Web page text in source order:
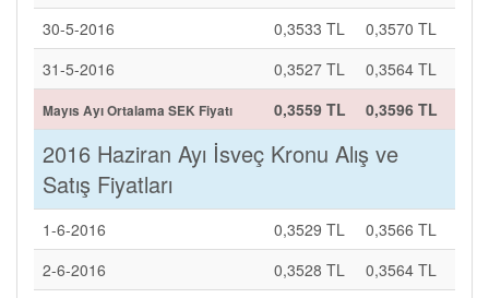
30-5-2016
0,3533 TL
0,3570 TL
31-5-2016
0,3527 TL 0,3564 TL
Mayıs Ayı Ortalama SEK Fiyatı 0,3559 TL 0,3596 TL
2016 Haziran Ayı İsveç Kronu Alış ve
Satış Fiyatları
1-6-2016 0,3529 TL
0,3566 TL
2-6-2016
0,3528 TL
0,3564 TL